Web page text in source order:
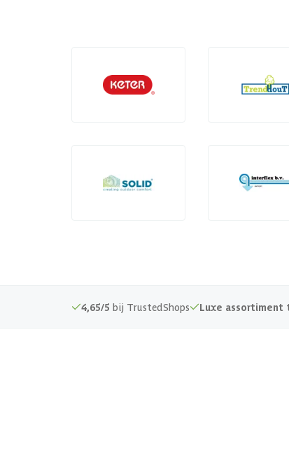
4,65/5 bij TrustedShops Luxe assortiment